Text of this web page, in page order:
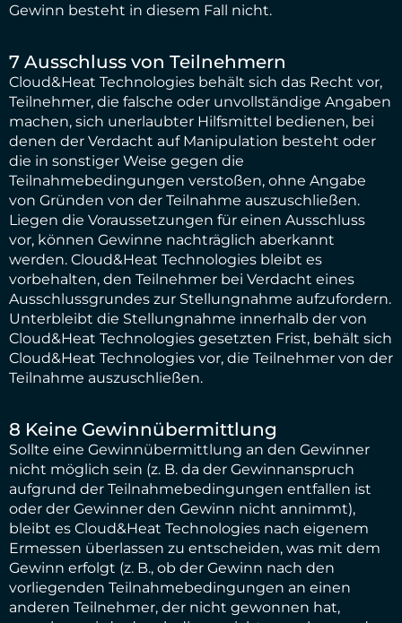
Gewinn besteht in diesem Fall nicht.
7 Ausschluss von Teilnehmern
Cloud&Heat Technologies behält sich das Recht vor,
Teilnehmer, die falsche oder unvollständige Angaben
machen, sich unerlaubter Hilfsmittel bedienen, bei
denen der Verdacht auf Manipulation besteht oder
die in sonstiger Weise gegen die
Teilnahmebedingungen verstoßen, ohne Angabe
von Gründen von der Teilnahme auszuschließen.
Liegen die Voraussetzungen für einen Ausschluss
vor, können Gewinne nachträglich aberkannt
werden. Cloud&Heat Technologies bleibt es
vorbehalten, den Teilnehmer bei Verdacht eines
Ausschlussgrundes zur Stellungnahme aufzufordern.
Unterbleibt die Stellungnahme innerhalb der von
Cloud&Heat Technologies gesetzten Frist, behält sich
Cloud&Heat Technologies vor, die Teilnehmer von der
Teilnahme auszuschließen.
8 Keine Gewinnübermittlung
Sollte eine Gewinnübermittlung an den Gewinner
nicht möglich sein (z. B. da der Gewinnanspruch
aufgrund der Teilnahmebedingungen entfallen ist
oder der Gewinner den Gewinn nicht annimmt),
bleibt es Cloud&Heat Technologies nach eigenem
Ermessen überlassen zu entscheiden, was mit dem
Gewinn erfolgt (z. B., ob der Gewinn nach den
vorliegenden Teilnahmebedingungen an einen
anderen Teilnehmer, der nicht gewonnen hat,